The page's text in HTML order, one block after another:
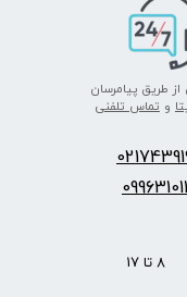
از طریق پیامرسان
و تماس تلفنی
0